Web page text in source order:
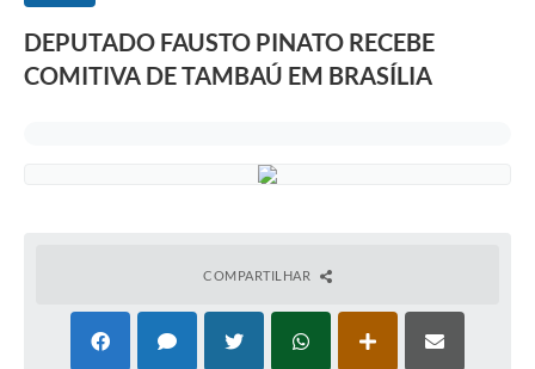
DEPUTADO FAUSTO PINATO RECEBE
COMITIVA DE TAMBAÚ EM BRASÍLIA
COMPARTILHAR